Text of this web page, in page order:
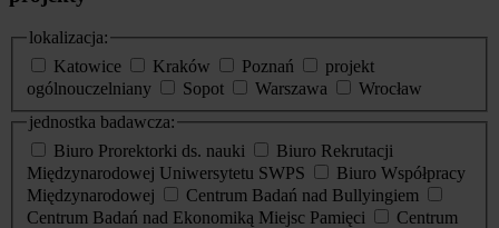
lokalizacja:
Katowice
Kraków Poznań
projekt
ogólnouczelniany
Sopot Warszawa
Wrocław
jednostka badawcza:
Biuro Prorektorki ds. nauki
Biuro Rekrutacji
Międzynarodowej Uniwersytetu SWPS
Biuro Współpracy
Międzynarodowej
Centrum Badań nad Bullyingiem
Centrum Badań nad Ekonomiką Miejsc Pamięci
Centrum